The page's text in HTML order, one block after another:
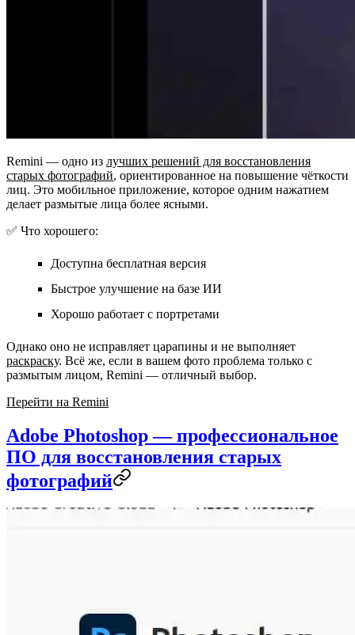
Remini — одно из лучших решений для восстановления
старых фотографий, ориентированное на повышение чёткости
лиц. Это мобильное приложение, которое одним нажатием
делает размытые лица более ясными.
✅ Что хорошего:
Доступна бесплатная версия
Быстрое улучшение на базе ИИ
Хорошо работает с портретами
Однако оно не исправляет царапины и не выполняет
раскраску. Всё же, если в вашем фото проблема только с
размытым лицом, Remini — отличный выбор.
Перейти на Remini
Adobe Photoshop — профессиональное
ПО для восстановления старых
фотографий